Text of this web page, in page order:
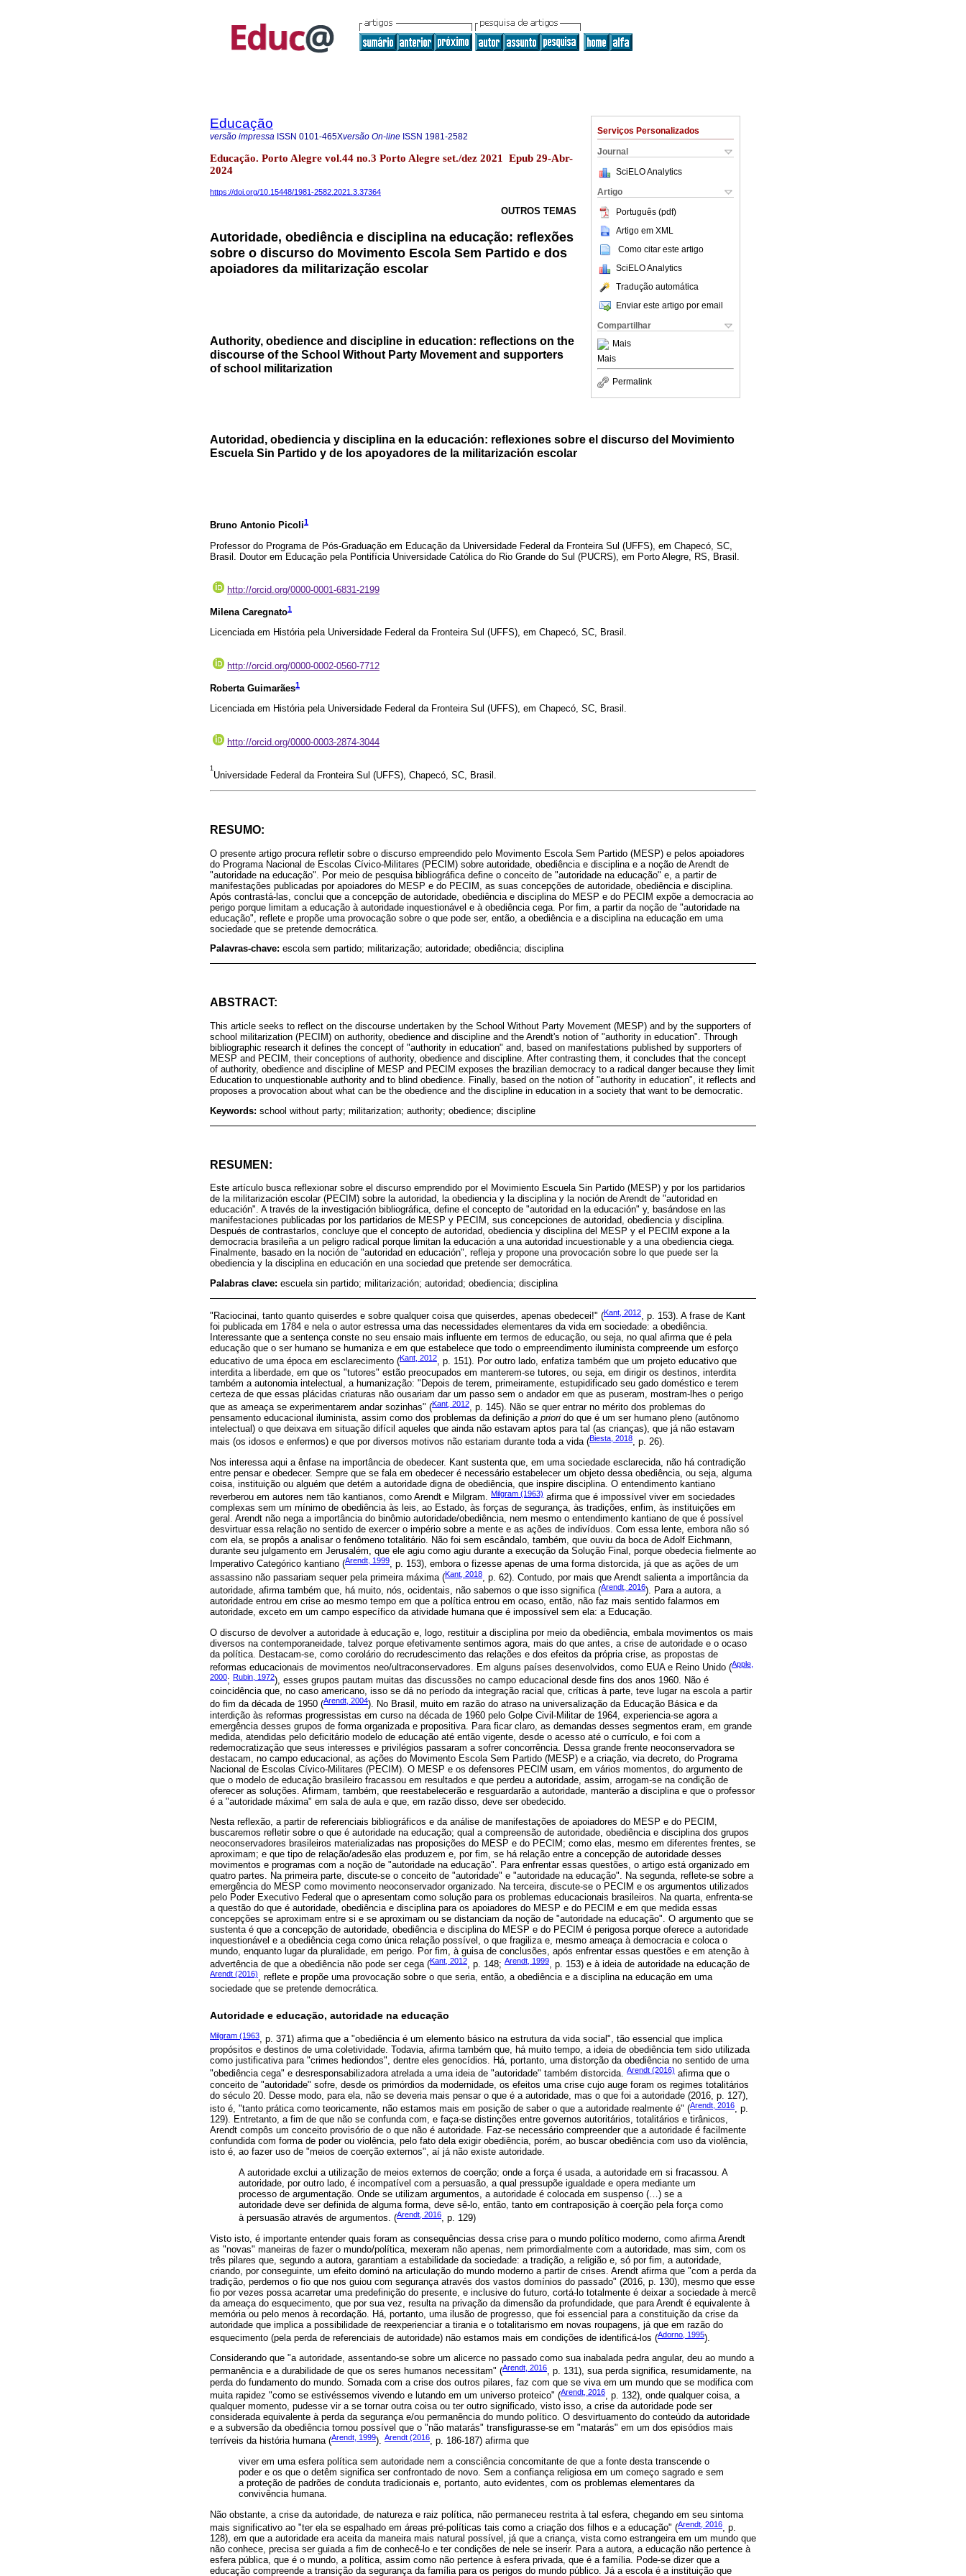
Serviços Personalizados
Journal
SciELO Analytics
Artigo
Português (pdf)
Artigo em XML
Como citar este artigo
SciELO Analytics
Tradução automática
Enviar este artigo por email
Compartilhar
Mais
Mais
Permalink
Educação
versão impressa ISSN 0101-465Xversão On-line ISSN 1981-2582
Educação. Porto Alegre vol.44 no.3 Porto Alegre set./dez 2021 Epub 29-Abr-
2024
https://doi.org/10.15448/1981-2582.2021.3.37364
OUTROS TEMAS
Autoridade, obediência e disciplina na educação: reflexões
sobre o discurso do Movimento Escola Sem Partido e dos
apoiadores da militarização escolar
Authority, obedience and discipline in education: reflections on the
discourse of the School Without Party Movement and supporters
of school militarization
Autoridad, obediencia y disciplina en la educación: reflexiones sobre el discurso del Movimiento
Escuela Sin Partido y de los apoyadores de la militarización escolar
Bruno Antonio Picoli1
Professor do Programa de Pós-Graduação em Educação da Universidade Federal da Fronteira Sul (UFFS), em Chapecó, SC,
Brasil. Doutor em Educação pela Pontifícia Universidade Católica do Rio Grande do Sul (PUCRS), em Porto Alegre, RS, Brasil.
http://orcid.org/0000-0001-6831-2199
Milena Caregnato1
Licenciada em História pela Universidade Federal da Fronteira Sul (UFFS), em Chapecó, SC, Brasil.
http://orcid.org/0000-0002-0560-7712
Roberta Guimarães1
Licenciada em História pela Universidade Federal da Fronteira Sul (UFFS), em Chapecó, SC, Brasil.
http://orcid.org/0000-0003-2874-3044
1
Universidade Federal da Fronteira Sul (UFFS), Chapecó, SC, Brasil.
RESUMO:
O presente artigo procura refletir sobre o discurso empreendido pelo Movimento Escola Sem Partido (MESP) e pelos apoiadores
do Programa Nacional de Escolas Cívico-Militares (PECIM) sobre autoridade, obediência e disciplina e a noção de Arendt de
"autoridade na educação". Por meio de pesquisa bibliográfica define o conceito de "autoridade na educação" e, a partir de
manifestações publicadas por apoiadores do MESP e do PECIM, as suas concepções de autoridade, obediência e disciplina.
Após contrastá-las, conclui que a concepção de autoridade, obediência e disciplina do MESP e do PECIM expõe a democracia ao
perigo porque limitam a educação à autoridade inquestionável e à obediência cega. Por fim, a partir da noção de "autoridade na
educação", reflete e propõe uma provocação sobre o que pode ser, então, a obediência e a disciplina na educação em uma
sociedade que se pretende democrática.
Palavras-chave: escola sem partido; militarização; autoridade; obediência; disciplina
ABSTRACT:
This article seeks to reflect on the discourse undertaken by the School Without Party Movement (MESP) and by the supporters of
school militarization (PECIM) on authority, obedience and discipline and the Arendt's notion of "authority in education". Through
bibliographic research it defines the concept of "authority in education" and, based on manifestations published by supporters of
MESP and PECIM, their conceptions of authority, obedience and discipline. After contrasting them, it concludes that the concept
of authority, obedience and discipline of MESP and PECIM exposes the brazilian democracy to a radical danger because they limit
Education to unquestionable authority and to blind obedience. Finally, based on the notion of "authority in education", it reflects and
proposes a provocation about what can be the obedience and the discipline in education in a society that want to be democratic.
Keywords: school without party; militarization; authority; obedience; discipline
RESUMEN:
Este artículo busca reflexionar sobre el discurso emprendido por el Movimiento Escuela Sin Partido (MESP) y por los partidarios
de la militarización escolar (PECIM) sobre la autoridad, la obediencia y la disciplina y la noción de Arendt de "autoridad en
educación". A través de la investigación bibliográfica, define el concepto de "autoridad en la educación" y, basándose en las
manifestaciones publicadas por los partidarios de MESP y PECIM, sus concepciones de autoridad, obediencia y disciplina.
Después de contrastarlos, concluye que el concepto de autoridad, obediencia y disciplina del MESP y el PECIM expone a la
democracia brasileña a un peligro radical porque limitan la educación a una autoridad incuestionable y a una obediencia ciega.
Finalmente, basado en la noción de "autoridad en educación", refleja y propone una provocación sobre lo que puede ser la
obediencia y la disciplina en educación en una sociedad que pretende ser democrática.
Palabras clave: escuela sin partido; militarización; autoridad; obediencia; disciplina
"Raciocinai, tanto quanto quiserdes e sobre qualquer coisa que quiserdes, apenas obedecei!" (Kant, 2012, p. 153). A frase de Kant
foi publicada em 1784 e nela o autor estressa uma das necessidades elementares da vida em sociedade: a obediência.
Interessante que a sentença conste no seu ensaio mais influente em termos de educação, ou seja, no qual afirma que é pela
educação que o ser humano se humaniza e em que estabelece que todo o empreendimento iluminista compreende um esforço
educativo de uma época em esclarecimento (Kant, 2012, p. 151). Por outro lado, enfatiza também que um projeto educativo que
interdita a liberdade, em que os "tutores" estão preocupados em manterem-se tutores, ou seja, em dirigir os destinos, interdita
também a autonomia intelectual, a humanização: "Depois de terem, primeiramente, estupidificado seu gado doméstico e terem
certeza de que essas plácidas criaturas não ousariam dar um passo sem o andador em que as puseram, mostram-lhes o perigo
que as ameaça se experimentarem andar sozinhas" (Kant, 2012, p. 145). Não se quer entrar no mérito dos problemas do
pensamento educacional iluminista, assim como dos problemas da definição a priori do que é um ser humano pleno (autônomo
intelectual) o que deixava em situação difícil aqueles que ainda não estavam aptos para tal (as crianças), que já não estavam
mais (os idosos e enfermos) e que por diversos motivos não estariam durante toda a vida (Biesta, 2018, p. 26).
Nos interessa aqui a ênfase na importância de obedecer. Kant sustenta que, em uma sociedade esclarecida, não há contradição
entre pensar e obedecer. Sempre que se fala em obedecer é necessário estabelecer um objeto dessa obediência, ou seja, alguma
coisa, instituição ou alguém que detém a autoridade digna de obediência, que inspire disciplina. O entendimento kantiano
reverberou em autores nem tão kantianos, como Arendt e Milgram. Milgram (1963) afirma que é impossível viver em sociedades
complexas sem um mínimo de obediência às leis, ao Estado, às forças de segurança, às tradições, enfim, às instituições em
geral. Arendt não nega a importância do binômio autoridade/obediência, nem mesmo o entendimento kantiano de que é possível
desvirtuar essa relação no sentido de exercer o império sobre a mente e as ações de indivíduos. Com essa lente, embora não só
com ela, se propôs a analisar o fenômeno totalitário. Não foi sem escândalo, também, que ouviu da boca de Adolf Eichmann,
durante seu julgamento em Jerusalém, que ele agiu como agiu durante a execução da Solução Final, porque obedecia fielmente ao
Imperativo Categórico kantiano (Arendt, 1999, p. 153), embora o fizesse apenas de uma forma distorcida, já que as ações de um
assassino não passariam sequer pela primeira máxima (Kant, 2018, p. 62). Contudo, por mais que Arendt salienta a importância da
autoridade, afirma também que, há muito, nós, ocidentais, não sabemos o que isso significa (Arendt, 2016). Para a autora, a
autoridade entrou em crise ao mesmo tempo em que a política entrou em ocaso, então, não faz mais sentido falarmos em
autoridade, exceto em um campo específico da atividade humana que é impossível sem ela: a Educação.
O discurso de devolver a autoridade à educação e, logo, restituir a disciplina por meio da obediência, embala movimentos os mais
diversos na contemporaneidade, talvez porque efetivamente sentimos agora, mais do que antes, a crise de autoridade e o ocaso
da política. Destacam-se, como corolário do recrudescimento das relações e dos efeitos da própria crise, as propostas de
reformas educacionais de movimentos neo/ultraconservadores. Em alguns países desenvolvidos, como EUA e Reino Unido (Apple,
2000; Rubin, 1972), esses grupos pautam muitas das discussões no campo educacional desde fins dos anos 1960. Não é
coincidência que, no caso americano, isso se dá no período da integração racial que, críticas à parte, teve lugar na escola a partir
do fim da década de 1950 (Arendt, 2004). No Brasil, muito em razão do atraso na universalização da Educação Básica e da
interdição às reformas progressistas em curso na década de 1960 pelo Golpe Civil-Militar de 1964, experiencia-se agora a
emergência desses grupos de forma organizada e propositiva. Para ficar claro, as demandas desses segmentos eram, em grande
medida, atendidas pelo deficitário modelo de educação até então vigente, desde o acesso até o currículo, e foi com a
redemocratização que seus interesses e privilégios passaram a sofrer concorrência. Dessa grande frente neoconservadora se
destacam, no campo educacional, as ações do Movimento Escola Sem Partido (MESP) e a criação, via decreto, do Programa
Nacional de Escolas Cívico-Militares (PECIM). O MESP e os defensores PECIM usam, em vários momentos, do argumento de
que o modelo de educação brasileiro fracassou em resultados e que perdeu a autoridade, assim, arrogam-se na condição de
oferecer as soluções. Afirmam, também, que reestabelecerão e resguardarão a autoridade, manterão a disciplina e que o professor
é a "autoridade máxima" em sala de aula e que, em razão disso, deve ser obedecido.
Nesta reflexão, a partir de referenciais bibliográficos e da análise de manifestações de apoiadores do MESP e do PECIM,
buscaremos refletir sobre o que é autoridade na educação; qual a compreensão de autoridade, obediência e disciplina dos grupos
neoconservadores brasileiros materializadas nas proposições do MESP e do PECIM; como elas, mesmo em diferentes frentes, se
aproximam; e que tipo de relação/adesão elas produzem e, por fim, se há relação entre a concepção de autoridade desses
movimentos e programas com a noção de "autoridade na educação". Para enfrentar essas questões, o artigo está organizado em
quatro partes. Na primeira parte, discute-se o conceito de "autoridade" e "autoridade na educação". Na segunda, reflete-se sobre a
emergência do MESP como movimento neoconservador organizado. Na terceira, discute-se o PECIM e os argumentos utilizados
pelo Poder Executivo Federal que o apresentam como solução para os problemas educacionais brasileiros. Na quarta, enfrenta-se
a questão do que é autoridade, obediência e disciplina para os apoiadores do MESP e do PECIM e em que medida essas
concepções se aproximam entre si e se aproximam ou se distanciam da noção de "autoridade na educação". O argumento que se
sustenta é que a concepção de autoridade, obediência e disciplina do MESP e do PECIM é perigosa porque oferece a autoridade
inquestionável e a obediência cega como única relação possível, o que fragiliza e, mesmo ameaça à democracia e coloca o
mundo, enquanto lugar da pluralidade, em perigo. Por fim, à guisa de conclusões, após enfrentar essas questões e em atenção à
advertência de que a obediência não pode ser cega (Kant, 2012, p. 148; Arendt, 1999, p. 153) e à ideia de autoridade na educação de
Arendt (2016), reflete e propõe uma provocação sobre o que seria, então, a obediência e a disciplina na educação em uma
sociedade que se pretende democrática.
Autoridade e educação, autoridade na educação
Milgram (1963, p. 371) afirma que a "obediência é um elemento básico na estrutura da vida social", tão essencial que implica
propósitos e destinos de uma coletividade. Todavia, afirma também que, há muito tempo, a ideia de obediência tem sido utilizada
como justificativa para "crimes hediondos", dentre eles genocídios. Há, portanto, uma distorção da obediência no sentido de uma
"obediência cega" e desresponsabilizadora atrelada a uma ideia de "autoridade" também distorcida. Arendt (2016) afirma que o
conceito de "autoridade" sofre, desde os primórdios da modernidade, os efeitos uma crise cujo auge foram os regimes totalitários
do século 20. Desse modo, para ela, não se deveria mais pensar o que é a autoridade, mas o que foi a autoridade (2016, p. 127),
isto é, "tanto prática como teoricamente, não estamos mais em posição de saber o que a autoridade realmente é" (Arendt, 2016, p.
129). Entretanto, a fim de que não se confunda com, e faça-se distinções entre governos autoritários, totalitários e tirânicos,
Arendt compôs um conceito provisório de o que não é autoridade. Faz-se necessário compreender que a autoridade é facilmente
confundida com forma de poder ou violência, pelo fato dela exigir obediência, porém, ao buscar obediência com uso da violência,
isto é, ao fazer uso de "meios de coerção externos", aí já não existe autoridade.
A autoridade exclui a utilização de meios externos de coerção; onde a força é usada, a autoridade em si fracassou. A
autoridade, por outro lado, é incompatível com a persuasão, a qual pressupõe igualdade e opera mediante um
processo de argumentação. Onde se utilizam argumentos, a autoridade é colocada em suspenso (…) se a
autoridade deve ser definida de alguma forma, deve sê-lo, então, tanto em contraposição à coerção pela força como
à persuasão através de argumentos. (Arendt, 2016, p. 129)
Visto isto, é importante entender quais foram as consequências dessa crise para o mundo político moderno, como afirma Arendt
as "novas" maneiras de fazer o mundo/política, mexeram não apenas, nem primordialmente com a autoridade, mas sim, com os
três pilares que, segundo a autora, garantiam a estabilidade da sociedade: a tradição, a religião e, só por fim, a autoridade,
criando, por conseguinte, um efeito dominó na articulação do mundo moderno a partir de crises. Arendt afirma que "com a perda da
tradição, perdemos o fio que nos guiou com segurança através dos vastos domínios do passado" (2016, p. 130), mesmo que esse
fio por vezes possa acarretar uma predefinição do presente, e inclusive do futuro, cortá-lo totalmente é deixar a sociedade à mercê
da ameaça do esquecimento, que por sua vez, resulta na privação da dimensão da profundidade, que para Arendt é equivalente à
memória ou pelo menos à recordação. Há, portanto, uma ilusão de progresso, que foi essencial para a constituição da crise da
autoridade que implica a possibilidade de reexperienciar a tirania e o totalitarismo em novas roupagens, já que em razão do
esquecimento (pela perda de referenciais de autoridade) não estamos mais em condições de identificá-los (Adorno, 1995).
Considerando que "a autoridade, assentando-se sobre um alicerce no passado como sua inabalada pedra angular, deu ao mundo a
permanência e a durabilidade de que os seres humanos necessitam" (Arendt, 2016, p. 131), sua perda significa, resumidamente, na
perda do fundamento do mundo. Somada com a crise dos outros pilares, faz com que se viva em um mundo que se modifica com
muita rapidez "como se estivéssemos vivendo e lutando em um universo proteico" (Arendt, 2016, p. 132), onde qualquer coisa, a
qualquer momento, pudesse vir a se tornar outra coisa ou ter outro significado, visto isso, a crise da autoridade pode ser
considerada equivalente à perda da segurança e/ou permanência do mundo político. O desvirtuamento do conteúdo da autoridade
e a subversão da obediência tornou possível que o "não matarás" transfigurasse-se em "matarás" em um dos episódios mais
terríveis da história humana (Arendt, 1999). Arendt (2016, p. 186-187) afirma que
viver em uma esfera política sem autoridade nem a consciência concomitante de que a fonte desta transcende o
poder e os que o detêm significa ser confrontado de novo. Sem a confiança religiosa em um começo sagrado e sem
a proteção de padrões de conduta tradicionais e, portanto, auto evidentes, com os problemas elementares da
convivência humana.
Não obstante, a crise da autoridade, de natureza e raiz política, não permaneceu restrita à tal esfera, chegando em seu sintoma
mais significativo ao "ter ela se espalhado em áreas pré-políticas tais como a criação dos filhos e a educação" (Arendt, 2016, p.
128), em que a autoridade era aceita da maneira mais natural possível, já que a criança, vista como estrangeira em um mundo que
não conhece, precisa ser guiada a fim de conhecê-lo e ter condições de nele se inserir. Para a autora, a educação não pertence à
esfera pública, que é o mundo, a política, assim como não pertence à esfera privada, que é a família. Pode-se dizer que a
educação compreende a transição da segurança da família para os perigos do mundo público. Já a escola é a instituição que